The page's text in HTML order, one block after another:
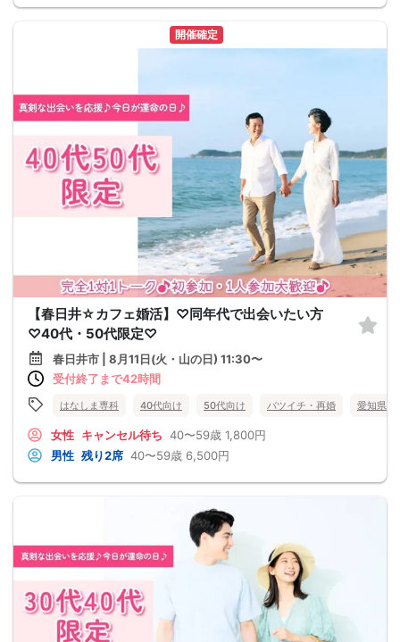
開催確定
【春日井☆カフェ婚活】♡同年代で出会いたい方
♡40代・50代限定♡
春日井市 | 8月11日(火・山の日) 11:30〜
受付終了まで42時間
はなしま専科 40代向け 50代向け バツイチ・再婚 愛知県
女性 キャンセル待ち 40〜59歳 1,800円
男性 残り2席 40〜59歳 6,500円